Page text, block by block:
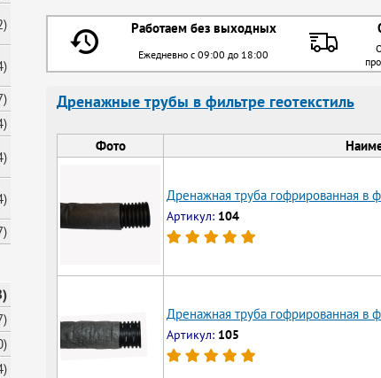
Работаем без выходных
Ежедневно с 09:00 до 18:00
Дренажные трубы в фильтре геотекстиль
Фото
Дренажная труба гофрированная в
Артикул: 104
Дренажная труба гофрированная в
Артикул: 105